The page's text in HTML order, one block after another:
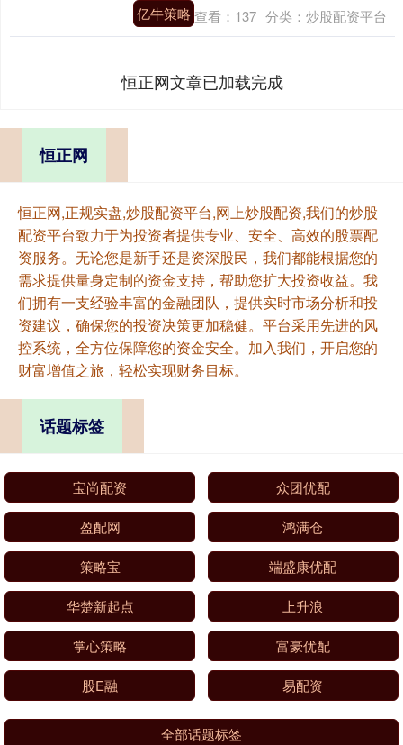
亿牛策略 查看： 137 分类： 炒股配资平台
恒正网文章已加载完成
恒正网
恒正网,正规实盘,炒股配资平台,网上炒股配资,我们的炒股
配资平台致力于为投资者提供专业、安全、高效的股票配
资服务。无论您是新手还是资深股民，我们都能根据您的
需求提供量身定制的资金支持，帮助您扩大投资收益。我
们拥有一支经验丰富的金融团队，提供实时市场分析和投
资建议，确保您的投资决策更加稳健。平台采用先进的风
控系统，全方位保障您的资金安全。加入我们，开启您的
财富增值之旅，轻松实现财务目标。
话题标签
宝尚配资 众团优配
盈配网 鸿满仓
策略宝 端盛康优配
华楚新起点 上升浪
掌心策略 富豪优配
股E融 易配资
全部话题标签